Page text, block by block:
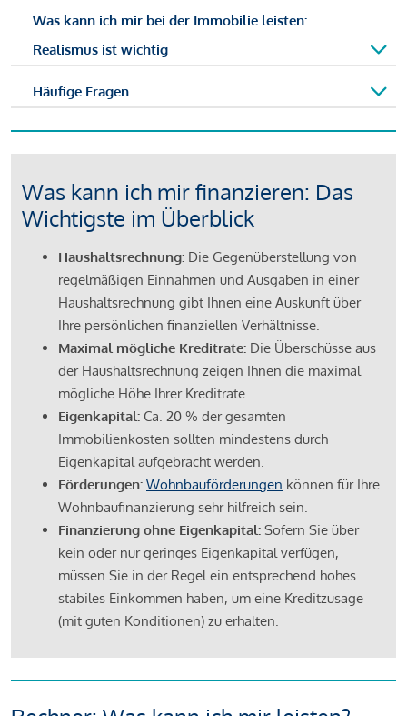
Was kann ich mir bei der Immobilie leisten:
Realismus ist wichtig
Häufige Fragen
Was kann ich mir finanzieren: Das
Wichtigste im Überblick
Haushaltsrechnung: Die Gegenüberstellung von
regelmäßigen Einnahmen und Ausgaben in einer
Haushaltsrechnung gibt Ihnen eine Auskunft über
Ihre persönlichen finanziellen Verhältnisse.
Maximal mögliche Kreditrate: Die Überschüsse aus
der Haushaltsrechnung zeigen Ihnen die maximal
mögliche Höhe Ihrer Kreditrate.
Eigenkapital: Ca. 20 % der gesamten
Immobilienkosten sollten mindestens durch
Eigenkapital aufgebracht werden.
Förderungen: Wohnbauförderungen können für Ihre
Wohnbaufinanzierung sehr hilfreich sein.
Finanzierung ohne Eigenkapital: Sofern Sie über
kein oder nur geringes Eigenkapital verfügen,
müssen Sie in der Regel ein entsprechend hohes
stabiles Einkommen haben, um eine Kreditzusage
(mit guten Konditionen) zu erhalten.